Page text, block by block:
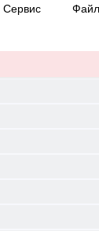
Турция, гарантия
Сервис